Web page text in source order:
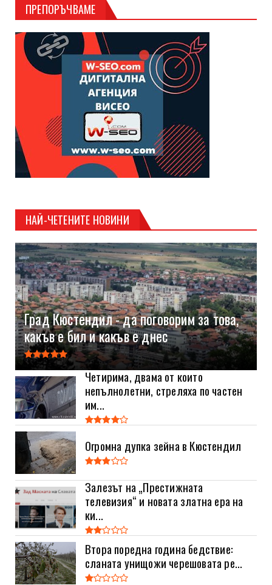
ПРЕПОРЪЧВАМЕ
НАЙ-ЧЕТЕНИТЕ НОВИНИ
Град Кюстендил - да поговорим за това,
какъв е бил и какъв е днес
Четирима, двама от които
непълнолетни, стреляха по частен
им...
Огромна дупка зейна в Кюстендил
Залезът на „Престижната
телевизия“ и новата златна ера на
ки...
Втора поредна година бедствие:
сланата унищожи черешовата ре...